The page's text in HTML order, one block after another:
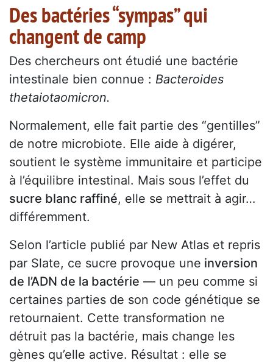
Des bactéries “sympas” qui
changent de camp
Des chercheurs ont étudié une bactérie
intestinale bien connue : Bacteroides
thetaiotaomicron.
Normalement, elle fait partie des “gentilles”
de notre microbiote. Elle aide à digérer,
soutient le système immunitaire et participe
à l’équilibre intestinal. Mais sous l’effet du
sucre blanc raffiné, elle se mettrait à agir…
différemment.
Selon l’article publié par New Atlas et repris
par Slate, ce sucre provoque une inversion
de l’ADN de la bactérie — un peu comme si
certaines parties de son code génétique se
retournaient. Cette transformation ne
détruit pas la bactérie, mais change les
gènes qu’elle active. Résultat : elle se